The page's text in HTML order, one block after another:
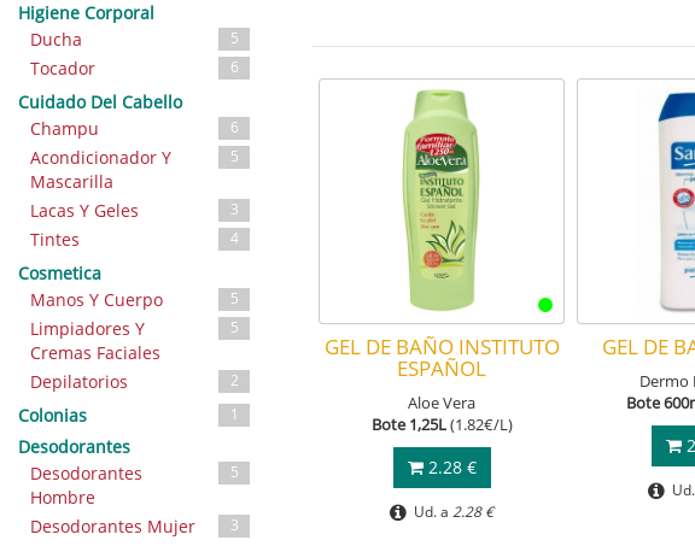
Higiene Corporal
Ducha
5
Tocador 6
Cuidado Del Cabello
Champu
6
Acondicionador Y
Mascarilla
5
Lacas Y Geles 3
Tintes 4
Cosmetica
Manos Y Cuerpo
5
Limpiadores Y
Cremas Faciales
5
Depilatorios 2
Colonias 1
Desodorantes
Desodorantes
Hombre
5
Desodorantes Mujer 3
GEL DE BAÑO INSTITUTO
ESPAÑOL
Aloe Vera
Bote 1,25L(1.82€/L)
2.28 €
Ud. a 2.28 €
GEL DE
Dermo
Bote